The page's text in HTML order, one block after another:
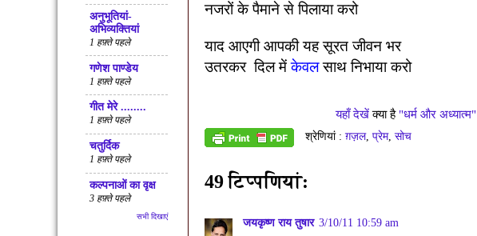
नजरों के पैमाने से पिलाया करो
याद आएगी आपकी यह सूरत जीवन भर
उतरकर दिल मेंकेवलसाथ निभाया करो
यहाँ देखेंक्या है "धर्म और अध्यात्म"
श्रेणियां : ग़ज़ल, प्रेम, सोच
49 टिप्‍पणियां:
जयकृष्ण राय तुषार 3/10/11 10:59 am
अनुभूतियां-
अभिव्यक्तियां
1 हफ़्ते पहले
गणेश पाण्डेय
1 हफ़्ते पहले
गीत मेरे ........
1 हफ़्ते पहले
चतुर्दिक
1 हफ़्ते पहले
कल्पनाओं का वृक्ष
3 हफ़्ते पहले
सभी दिखाएं